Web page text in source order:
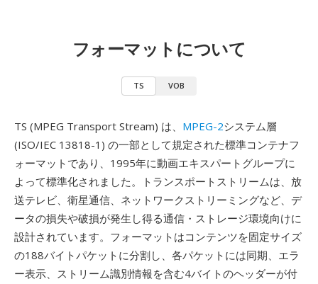
フォーマットについて
TS VOB
TS (MPEG Transport Stream) は、 MPEG-2システム層
(ISO/IEC 13818-1) の一部として規定された標準コンテナフ
ォーマットであり、1995年に動画エキスパートグループに
よって標準化されました。トランスポートストリームは、放
送テレビ、衛星通信、ネットワークストリーミングなど、デ
ータの損失や破損が発生し得る通信・ストレージ環境向けに
設計されています。フォーマットはコンテンツを固定サイズ
の188バイトパケットに分割し、各パケットには同期、エラ
ー表示、ストリーム識別情報を含む4バイトのヘッダーが付